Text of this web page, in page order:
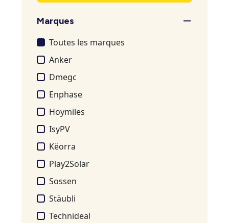
Marques
Toutes les marques
Anker
Dmegc
Enphase
Hoymiles
IsyPV
Këorra
Play2Solar
Sossen
Stäubli
Technideal